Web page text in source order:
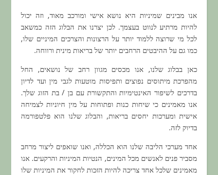
אנו מבינים שמיניות היא נושא אישי ומורכב מאוד, וזה יכול
להיות מרתיע לנווט בעצמך. לכן יצרנו את הבלוג הזה כמשאב
לכל מי שרוצה ללמוד יותר על הרצונות והצרכים המיניים שלו,
כמו גם על ההיבטים הרחבים יותר של בריאות מינית ורווחה.
כאן בבלוג שלנו, אנו מכסים מגוון רחב של נושאים, החל
מהפרכת מיתוסים נפוצים ותפיסות מוטעות לגבי מין ועד לדיון
בדרכים לשיפור האינטימיות והתקשורת עם בן / בת הזוג שלך.
אנו מאמינים כי שיחות כנות ופתוחות על מין חיוניות לצמיחה
אישית ומערכות יחסים בריאות, והבלוג שלנו הוא פלטפורמה
בדיוק לזה.
אחד מערכי הליבה שלנו הוא הכללה, ואנו שואפים ליצור מרחב
מסביר פנים לאנשים מכל המינים, הנטיות המיניות והרקעים. אנו
מאמינים שלכל אחד צריכה להיות הזכות לחקור את המיניות שלו